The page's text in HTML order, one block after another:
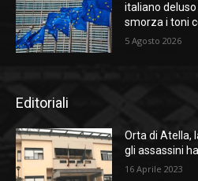
italiano deluso
smorza i toni
5 Agosto 2026
Editoriali
Orta di Atella,
gli assassini
16 Aprile 2023